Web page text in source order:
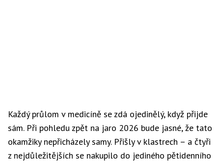
Každý průlom v medicíně se zdá ojedinělý, když přijde
sám. Při pohledu zpět na jaro 2026 bude jasné, že tato
okamžiky nepřicházely samy. Přišly v klastrech – a čtyři
z nejdůležitějších se nakupilo do jediného pětidenního